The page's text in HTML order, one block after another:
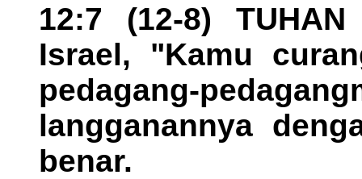
12:7 (12-8)
Israel, "Kamu
pedagang-
langganannya
benar.